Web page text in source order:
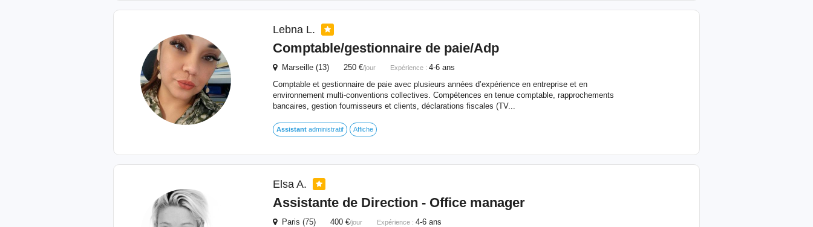
Lebna L.
Comptable/gestionnaire de paie/Adp
Marseille (13) 250 €/jour Expérience : 4-6 ans
Comptable et gestionnaire de paie avec plusieurs années d’expérience en entreprise et en
environnement multi-conventions collectives. Compétences en tenue comptable, rapprochements
bancaires, gestion fournisseurs et clients, déclarations fiscales (TV...
Assistantadministratif Affiche
Elsa A.
Assistante de Direction - Office manager
Paris (75) 400 €/jour Expérience : 4-6 ans